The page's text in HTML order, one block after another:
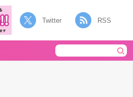
Twitter RSS